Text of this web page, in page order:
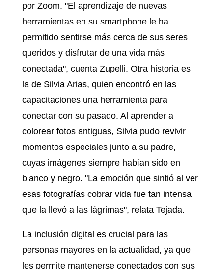
por Zoom. "El aprendizaje de nuevas
herramientas en su smartphone le ha
permitido sentirse más cerca de sus seres
queridos y disfrutar de una vida más
conectada", cuenta Zupelli. Otra historia es
la de Silvia Arias, quien encontró en las
capacitaciones una herramienta para
conectar con su pasado. Al aprender a
colorear fotos antiguas, Silvia pudo revivir
momentos especiales junto a su padre,
cuyas imágenes siempre habían sido en
blanco y negro. "La emoción que sintió al ver
esas fotografías cobrar vida fue tan intensa
que la llevó a las lágrimas", relata Tejada.
La inclusión digital es crucial para las
personas mayores en la actualidad, ya que
les permite mantenerse conectados con sus